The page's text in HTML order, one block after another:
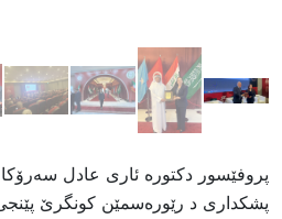
پروفێسور دکتورە ئاری عادل سەرۆکا
پشکداری د رێورەسمێن کونگرێ